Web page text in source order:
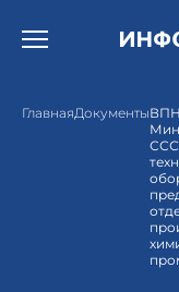
Открыть бургер
ГлавнаяДокументы